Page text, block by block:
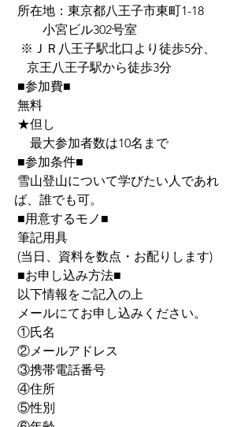
所在地：東京都八王子市東町1-18
         小宮ビル302号室
  ※ＪＲ八王子駅北口より徒歩5分、
    京王八王子駅から徒歩3分
■参加費■
無料
★但し
最大参加者数は10名まで
■参加条件■
ば、誰でも可。
■用意するモノ■
筆記用具
(当日、資料を数点・お配りします)
■お申し込み方法■
以下情報をご記入の上
メールにてお申し込みください。
①氏名
②メールアドレス
③携帯電話番号
④住所
⑤性別